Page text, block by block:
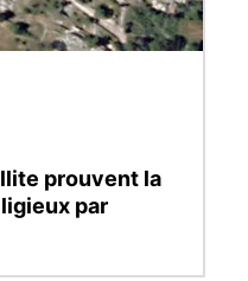
prouvent la
par